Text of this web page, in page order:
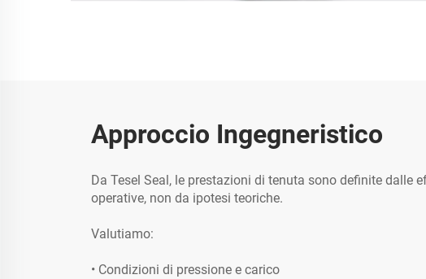
Approccio Ingegneristico
Da Tesel Seal, le prestazioni di tenuta sono definite dalle
operative, non da ipotesi teoriche.
Valutiamo:
• Condizioni di pressione e carico